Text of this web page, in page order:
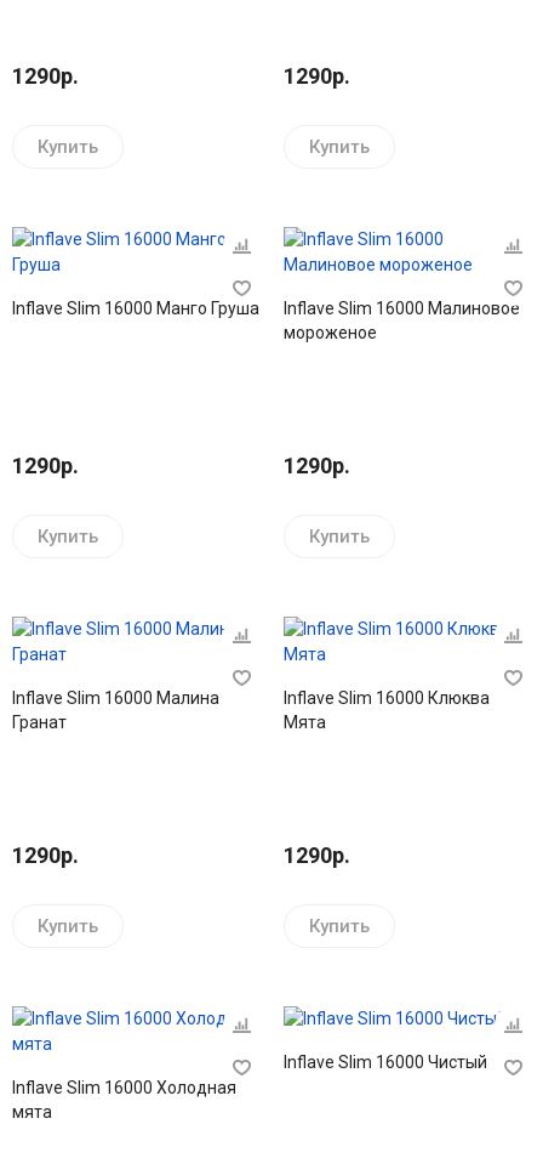
1290р.
Купить
1290р.
Купить
Inflave Slim 16000 Манго Груша
1290р.
Купить
Inflave Slim 16000 Малиновое
мороженое
1290р.
Купить
Inflave Slim 16000 Малина
Гранат
1290р.
Купить
Inflave Slim 16000 Клюква
Мята
1290р.
Купить
Inflave Slim 16000 Холодная
мята
Inflave Slim 16000 Чистый